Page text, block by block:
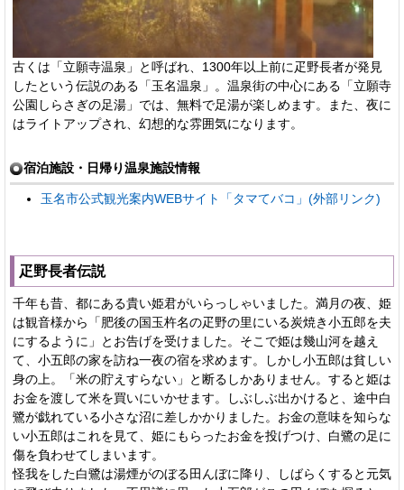
古くは「立願寺温泉」と呼ばれ、1300年以上前に疋野長者が発見
したという伝説のある「玉名温泉」。温泉街の中心にある「立願寺
公園しらさぎの足湯」では、無料で足湯が楽しめます。また、夜に
はライトアップされ、幻想的な雰囲気になります。
宿泊施設・日帰り温泉施設情報
玉名市公式観光案内WEBサイト「タマてバコ」(外部リンク)
疋野長者伝説
千年も昔、都にある貴い姫君がいらっしゃいました。満月の夜、姫
は観音様から「肥後の国玉杵名の疋野の里にいる炭焼き小五郎を夫
にするように」とお告げを受けました。そこで姫は幾山河を越え
て、小五郎の家を訪ね一夜の宿を求めます。しかし小五郎は貧しい
身の上。「米の貯えすらない」と断るしかありません。すると姫は
お金を渡して米を買いにいかせます。しぶしぶ出かけると、途中白
鷺が戯れている小さな沼に差しかかりました。お金の意味を知らな
い小五郎はこれを見て、姫にもらったお金を投げつけ、白鷺の足に
傷を負わせてしまいます。
怪我をした白鷺は湯煙がのぼる田んぼに降り、しばらくすると元気